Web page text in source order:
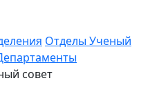
Отделы Ученый
совет